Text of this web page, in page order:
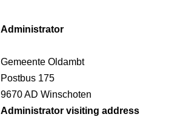
Administrator
Gemeente Oldambt
Postbus 175
9670 AD Winschoten
Administrator visiting address